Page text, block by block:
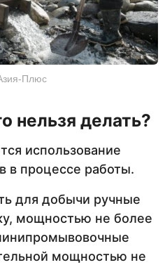
Плюс
нельзя делать?
использование
в процессе работы.
для добычи ручные
мощностью не более
мощностью не